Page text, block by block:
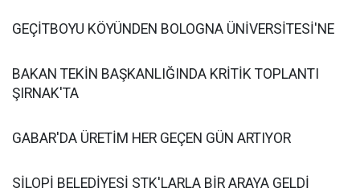
GEÇİTBOYU KÖYÜNDEN BOLOGNA ÜNİVERSİTESİ'NE
BAKAN TEKİN BAŞKANLIĞINDA KRİTİK TOPLANTI
ŞIRNAK'TA
GABAR'DA ÜRETİM HER GEÇEN GÜN ARTIYOR
SİLOPİ BELEDİYESİ STK'LARLA BİR ARAYA GELDİ